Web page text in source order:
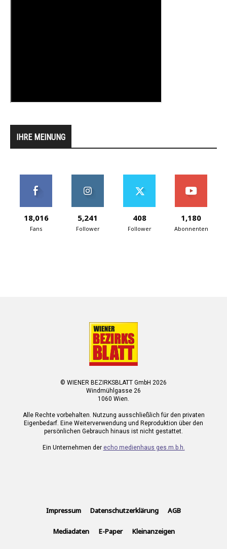
IHRE MEINUNG
18,016
Fans
5,241
Follower
408
Follower
1,180
Abonnenten
© WIENER BEZIRKSBLATT GmbH 2026
Windmühlgasse 26
1060 Wien.
Alle Rechte vorbehalten. Nutzung ausschließlich für den privaten
Eigenbedarf. Eine Weiterverwendung und Reproduktion über den
persönlichen Gebrauch hinaus ist nicht gestattet.
Ein Unternehmen der echo medienhaus ges.m.b.h.
Impressum Datenschutzerklärung AGB
Mediadaten E-Paper Kleinanzeigen